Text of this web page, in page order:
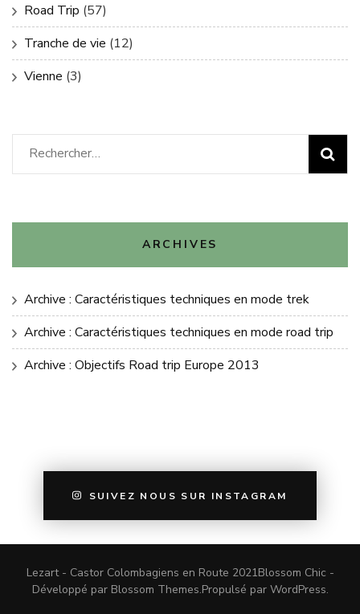
Road Trip (57)
Tranche de vie (12)
Vienne (3)
Rechercher :
ARCHIVES
Archive : Caractéristiques techniques en mode trek
Archive : Caractéristiques techniques en mode road trip
Archive : Objectifs Road trip Europe 2013
SUIVEZ NOUS SUR INSTAGRAM
Lezart - Castor Colombagiens en Route 2021Blossom Chic -
Développé par Blossom Themes.Propulsé par WordPress.